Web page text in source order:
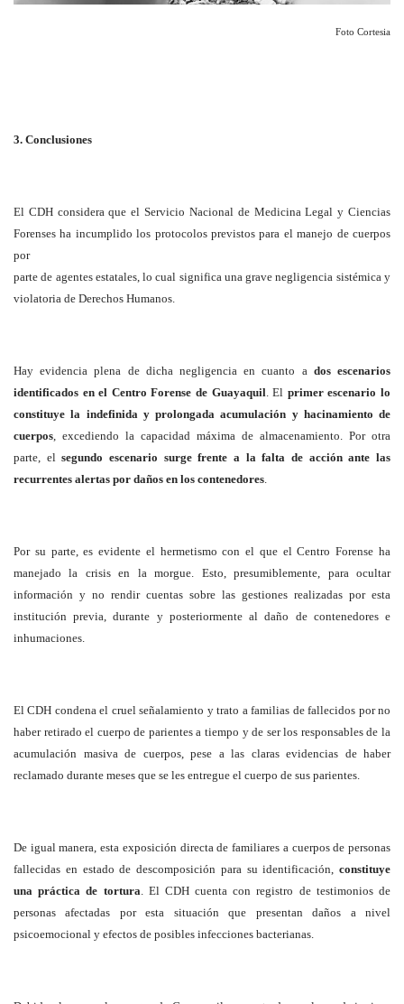
Foto Cortesia
3. Conclusiones
El CDH considera que el Servicio Nacional de Medicina Legal y Ciencias
Forenses ha incumplido los protocolos previstos para el manejo de cuerpos
por
parte de agentes estatales, lo cual significa una grave negligencia sistémica y
violatoria de Derechos Humanos.
Hay evidencia plena de dicha negligencia en cuanto a dos escenarios
identificados en el Centro Forense de Guayaquil . El primer escenario lo
constituye la indefinida y prolongada acumulación y hacinamiento de
cuerpos , excediendo la capacidad máxima de almacenamiento. Por otra
parte, elsegundo escenario surge frente a la falta de acción ante las
recurrentes alertas por daños en los contenedores
Por su parte, es evidente el hermetismo con el que el Centro Forense ha
manejado la crisis en la morgue. Esto, presumiblemente, para ocultar
información y no rendir cuentas sobre las gestiones realizadas por esta
institución previa, durante y posteriormente al daño de contenedores e
inhumaciones.
El CDH condena el cruel señalamiento y trato a familias de fallecidos por no
haber retirado el cuerpo de parientes a tiempo y de ser los responsables de la
acumulación masiva de cuerpos, pese a las claras evidencias de haber
reclamado durante meses que se les entregue el cuerpo de sus parientes.
De igual manera, esta exposición directa de familiares a cuerpos de personas
fallecidas en estado de descomposición para su identificación, constituye
una práctica de tortura . El CDH cuenta con registro de testimonios de
personas afectadas por esta situación que presentan daños a nivel
psicoemocional y efectos de posibles infecciones bacterianas.